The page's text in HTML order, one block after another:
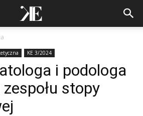
KE 3/2024
i podologa
stopy